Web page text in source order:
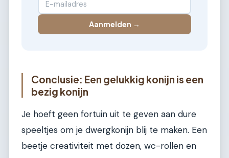
Aanmelden →
Conclusie: Een gelukkig konijn is een
bezig konijn
Je hoeft geen fortuin uit te geven aan dure
speeltjes om je dwergkonijn blij te maken. Een
beetje creativiteit met dozen, wc-rollen en